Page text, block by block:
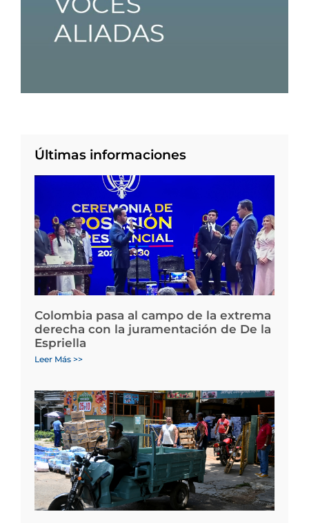
Últimas informaciones
Colombia pasa al campo de la extrema
derecha con la juramentación de De la
Espriella
Leer Más >>